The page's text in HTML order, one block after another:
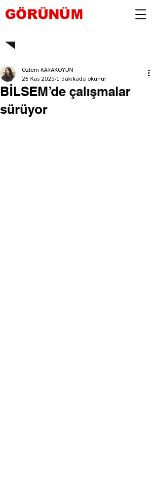
GÖRÜNÜM
BİLSEM’de çalışmalar
sürüyor
Özlem KARAKOYUN
26 Kas 2025 1 dakikada okunur